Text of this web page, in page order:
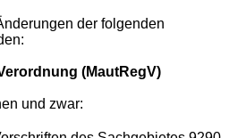
der folgenden
(MautRegV)
und zwar: